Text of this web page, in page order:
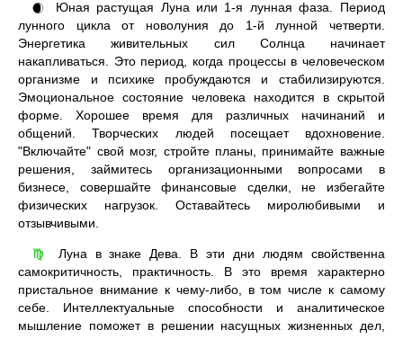
🌒
Юная растущая Луна или 1-я лунная фаза. Период
лунного цикла от новолуния до 1-й лунной четверти.
Энергетика живительных сил Солнца начинает
накапливаться. Это период, когда процессы в человеческом
организме и психике пробуждаются и стабилизируются.
Эмоциональное состояние человека находится в скрытой
форме. Хорошее время для различных начинаний и
общений. Творческих людей посещает вдохновение.
"Включайте" свой мозг, стройте планы, принимайте важные
решения, займитесь организационными вопросами в
бизнесе, совершайте финансовые сделки, не избегайте
физических нагрузок. Оставайтесь миролюбивыми и
отзывчивыми.
♍
Луна в знаке Дева. В эти дни людям свойственна
самокритичность, практичность. В это время характерно
пристальное внимание к чему-либо, в том числе к самому
себе. Интеллектуальные способности и аналитическое
мышление поможет в решении насущных жизненных дел,